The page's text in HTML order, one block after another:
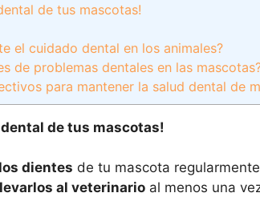
de tus mascotas!
el cuidado dental en los animales?
de problemas dentales en las
para mantener la salud dental de
de tus mascotas!
dientes de tu mascota
al veterinario al menos una